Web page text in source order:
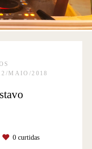
MAIO/2018
0curtidas